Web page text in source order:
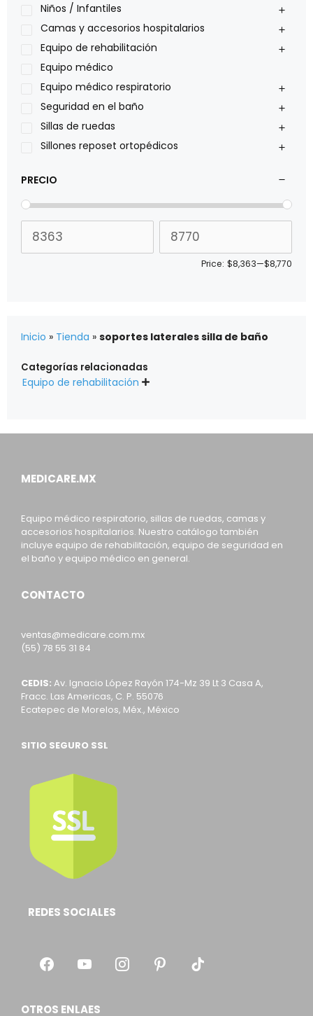
Oxiplus
Philips
Pride
Roho
Sillas de ruedas Everest Jennings
Stealth products
Xiehe Medical
Niños / Infantiles
Camas y accesorios hospitalarios
Equipo de rehabilitación
Equipo médico
Equipo médico respiratorio
Seguridad en el baño
Sillas de ruedas
Sillones reposet ortopédicos
PRECIO
Price: $8,363—$8,770
Inicio » Tienda » soportes laterales silla de baño
Categorías relacionadas
Equipo de rehabilitación 
MEDICARE.MX
Equipo médico respiratorio, sillas de ruedas, camas y
accesorios hospitalarios. Nuestro catálogo también
incluye equipo de rehabilitación, equipo de seguridad en
el baño y equipo médico en general.
CONTACTO
ventas@medicare.com.mx
(55) 78 55 31 84
CEDIS: Av. Ignacio López Rayón 174-Mz 39 Lt 3 Casa A,
Fracc. Las Americas, C. P. 55076
Ecatepec de Morelos, Méx., México
SITIO SEGURO SSL
REDES SOCIALES
OTROS ENLAES